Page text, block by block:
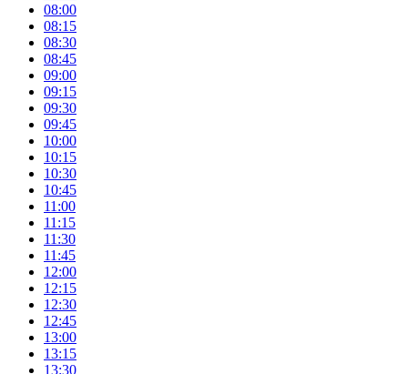
08:00
08:15
08:30
08:45
09:00
09:15
09:30
09:45
10:00
10:15
10:30
10:45
11:00
11:15
11:30
11:45
12:00
12:15
12:30
12:45
13:00
13:15
13:30